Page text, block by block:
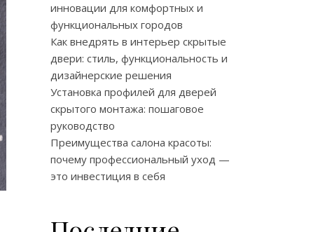
инновации для комфортных и
функциональных городов
Как внедрять в интерьер скрытые
двери: стиль, функциональность и
дизайнерские решения
Установка профилей для дверей
скрытого монтажа: пошаговое
руководство
Преимущества салона красоты:
почему профессиональный уход —
это инвестиция в себя